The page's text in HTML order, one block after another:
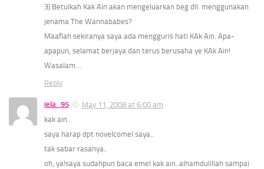
3) Betulkah Kak Ain akan mengeluarkan beg dll. menggunakan
jenama The Wannababes?
Maaflah sekiranya saya ada mengguris hati KAk Ain. Apa-
apapun, selamat berjaya dan terus berusaha ye KAk Ain!
Wasalam…
Reply
iela_95
May 11, 2008 at 6:00 am
kak ain..
saya harap dpt novelcomel saya..
tak sabar rasanya..
oh, ya!saya sudahpun baca emel kak ain..alhamdulillah sampai